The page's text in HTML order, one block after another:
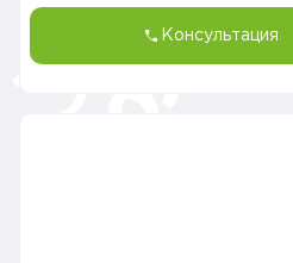
Консультация